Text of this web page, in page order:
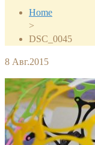
Home
>
DSC_0045
8 Авг.2015